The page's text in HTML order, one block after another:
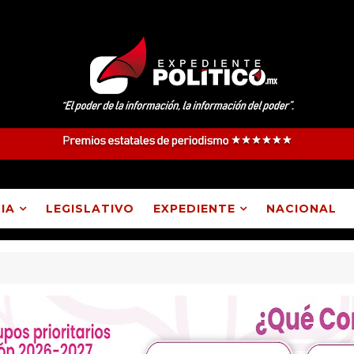
LEGISLATIVO EXPEDIENTE NACIONAL